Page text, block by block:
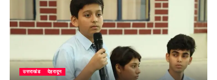
उत्तराखंड देहरादून